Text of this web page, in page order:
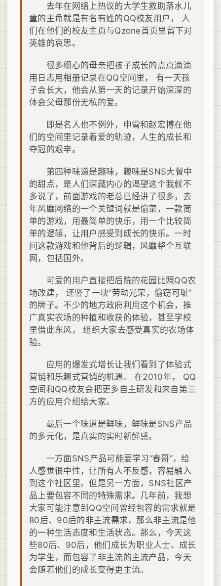
去年在网络上热议的大学生救助落水儿
童的主角就是有名有姓的QQ校友用户， 人
们在他们的校友主页与Qzone首页里留下对
英雄的哀思。
很多细心的母亲把孩子成长的点点滴滴
用日志用相册记录在QQ空间里， 有一天孩
子会长大，他会从第一天的记录开始深深的
体会父母那份无私的爱。
即是名人也不例外，申雪和赵宏博在他
们的空间里记录着爱的轨迹，人生的成长和
夺冠的艰辛。
第四种味道是趣味，趣味是SNS大餐中
的甜点，是人们深藏内心的渴望这个我就不
多说了，前面游戏的老总已经讲了很多，去
年风靡网络的一个关键词就是偷菜，一款简
单的游戏，用最简单的快乐，用一个比较简
单的逻辑，让用户感受到成长的快乐。一时
间这款游戏和他背后的逻辑，风靡整个互联
网，包括国外。
可爱的用户直接把后院的花园比照QQ农
场改建， 还竖了一块“劳动光荣，偷窃可耻”
的牌子。不少的地方政府利用这个机会，推
广真实农场的种植和收获的体验，甚至学校
里借此东风， 组织大家去感受真实的农场体
验。
应用的爆发式增长让我们看到了体验式
营销和乐趣式营销的机遇。 在2010年， QQ
空间和QQ校友会把更多自主研发和来自第三
方的应用介绍给大家。
最后一个味道是鲜味，鲜味是SNS产品
的多元化，是真实的实时新鲜感。
一方面SNS产品可能要学习“春哥”，给
人感觉很中性，让所有人不反感，容易融入
到这个社区里。但是另一方面，SNS社区产
品上要包容不同的特殊需求。几年前，我想
大家可能注意到QQ空间曾经包容的需求就是
80后、90后的非主流需求，那么非主流是他
的一种生活态度和生活状态。那么，今天这
些80后、90后，他们成长为职业人士、成长
为学生，而包容了非主流的主流产品，今天
会随着他们的成长变得更主流。